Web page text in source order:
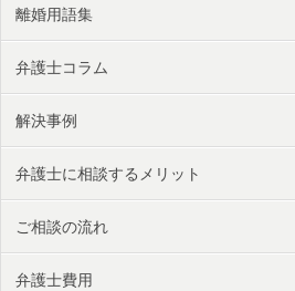
離婚用語集
弁護士コラム
解決事例
弁護士に相談するメリット
ご相談の流れ
弁護士費用